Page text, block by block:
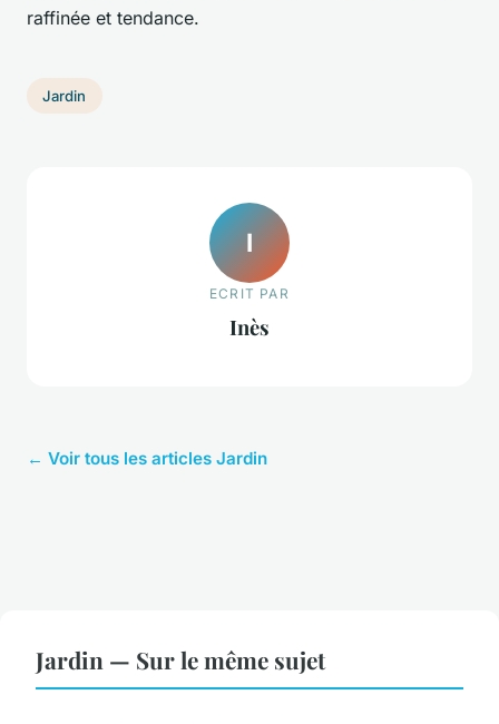
raffinée et tendance.
Jardin
I
ECRIT PAR
Inès
← Voir tous les articles Jardin
Jardin — Sur le même sujet